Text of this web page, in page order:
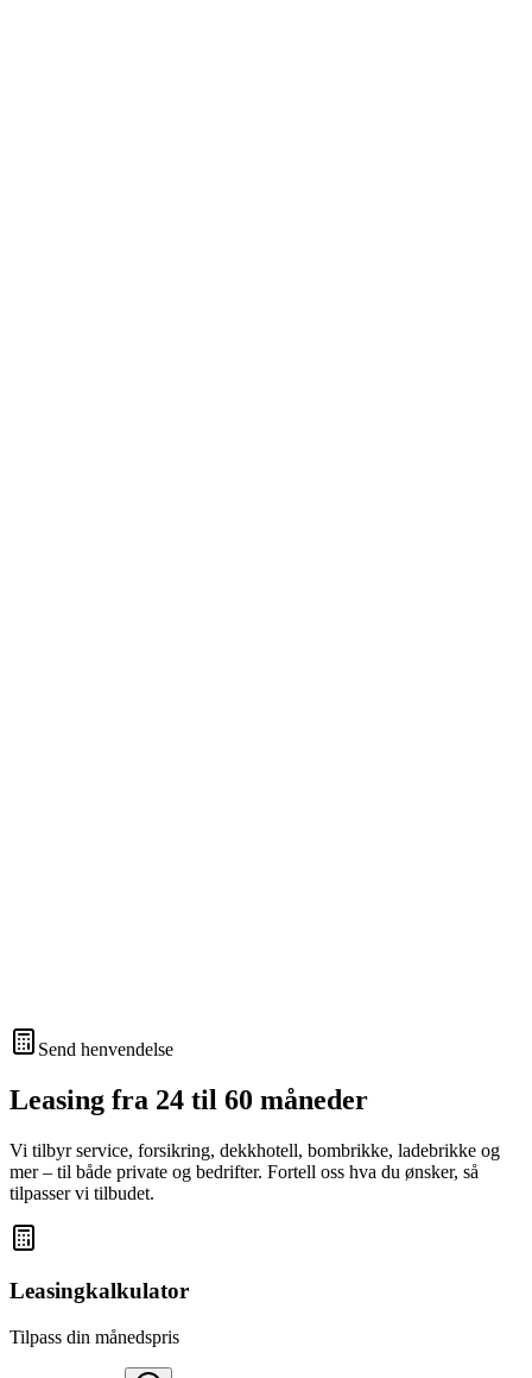
Send henvendelse
Leasing fra 24 til 60 måneder
Vi tilbyr service, forsikring, dekkhotell, bombrikke, ladebrikke og
mer – til både private og bedrifter. Fortell oss hva du ønsker, så
tilpasser vi tilbudet.
Leasingkalkulator
Tilpass din månedspris